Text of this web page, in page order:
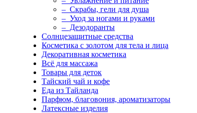
– Скрабы, гели для душа
– Уход за ногами и руками
– Дезодоранты
Солнцезащитные средства
Косметика с золотом для тела и лица
Декоративная косметика
Всё для массажа
Товары для деток
Тайский чай и кофе
Еда из Тайланда
Парфюм, благовония, ароматизаторы
Латексные изделия